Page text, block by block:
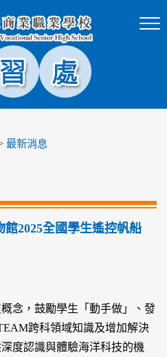
最新消息
2025全國學生遙控帆船
念，鼓勵學生「動手做」、發
跨科領域知識及增加解決
度認識與體驗海洋科技的機